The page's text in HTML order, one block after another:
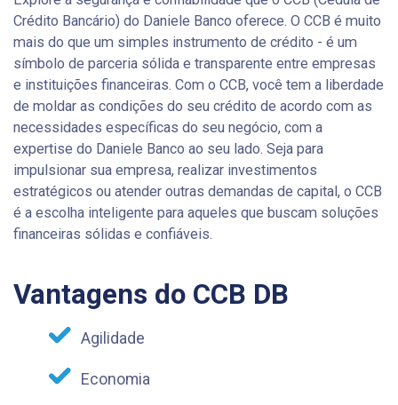
Crédito Bancário) do Daniele Banco oferece. O CCB é muito
mais do que um simples instrumento de crédito - é um
símbolo de parceria sólida e transparente entre empresas
e instituições financeiras. Com o CCB, você tem a liberdade
de moldar as condições do seu crédito de acordo com as
necessidades específicas do seu negócio, com a
expertise do Daniele Banco ao seu lado. Seja para
impulsionar sua empresa, realizar investimentos
estratégicos ou atender outras demandas de capital, o CCB
é a escolha inteligente para aqueles que buscam soluções
financeiras sólidas e confiáveis.
Vantagens do CCB DB
Agilidade
Economia